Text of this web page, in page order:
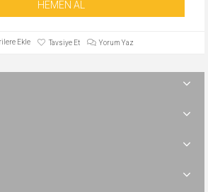
Ekle Tavsiye Et Yorum Yaz